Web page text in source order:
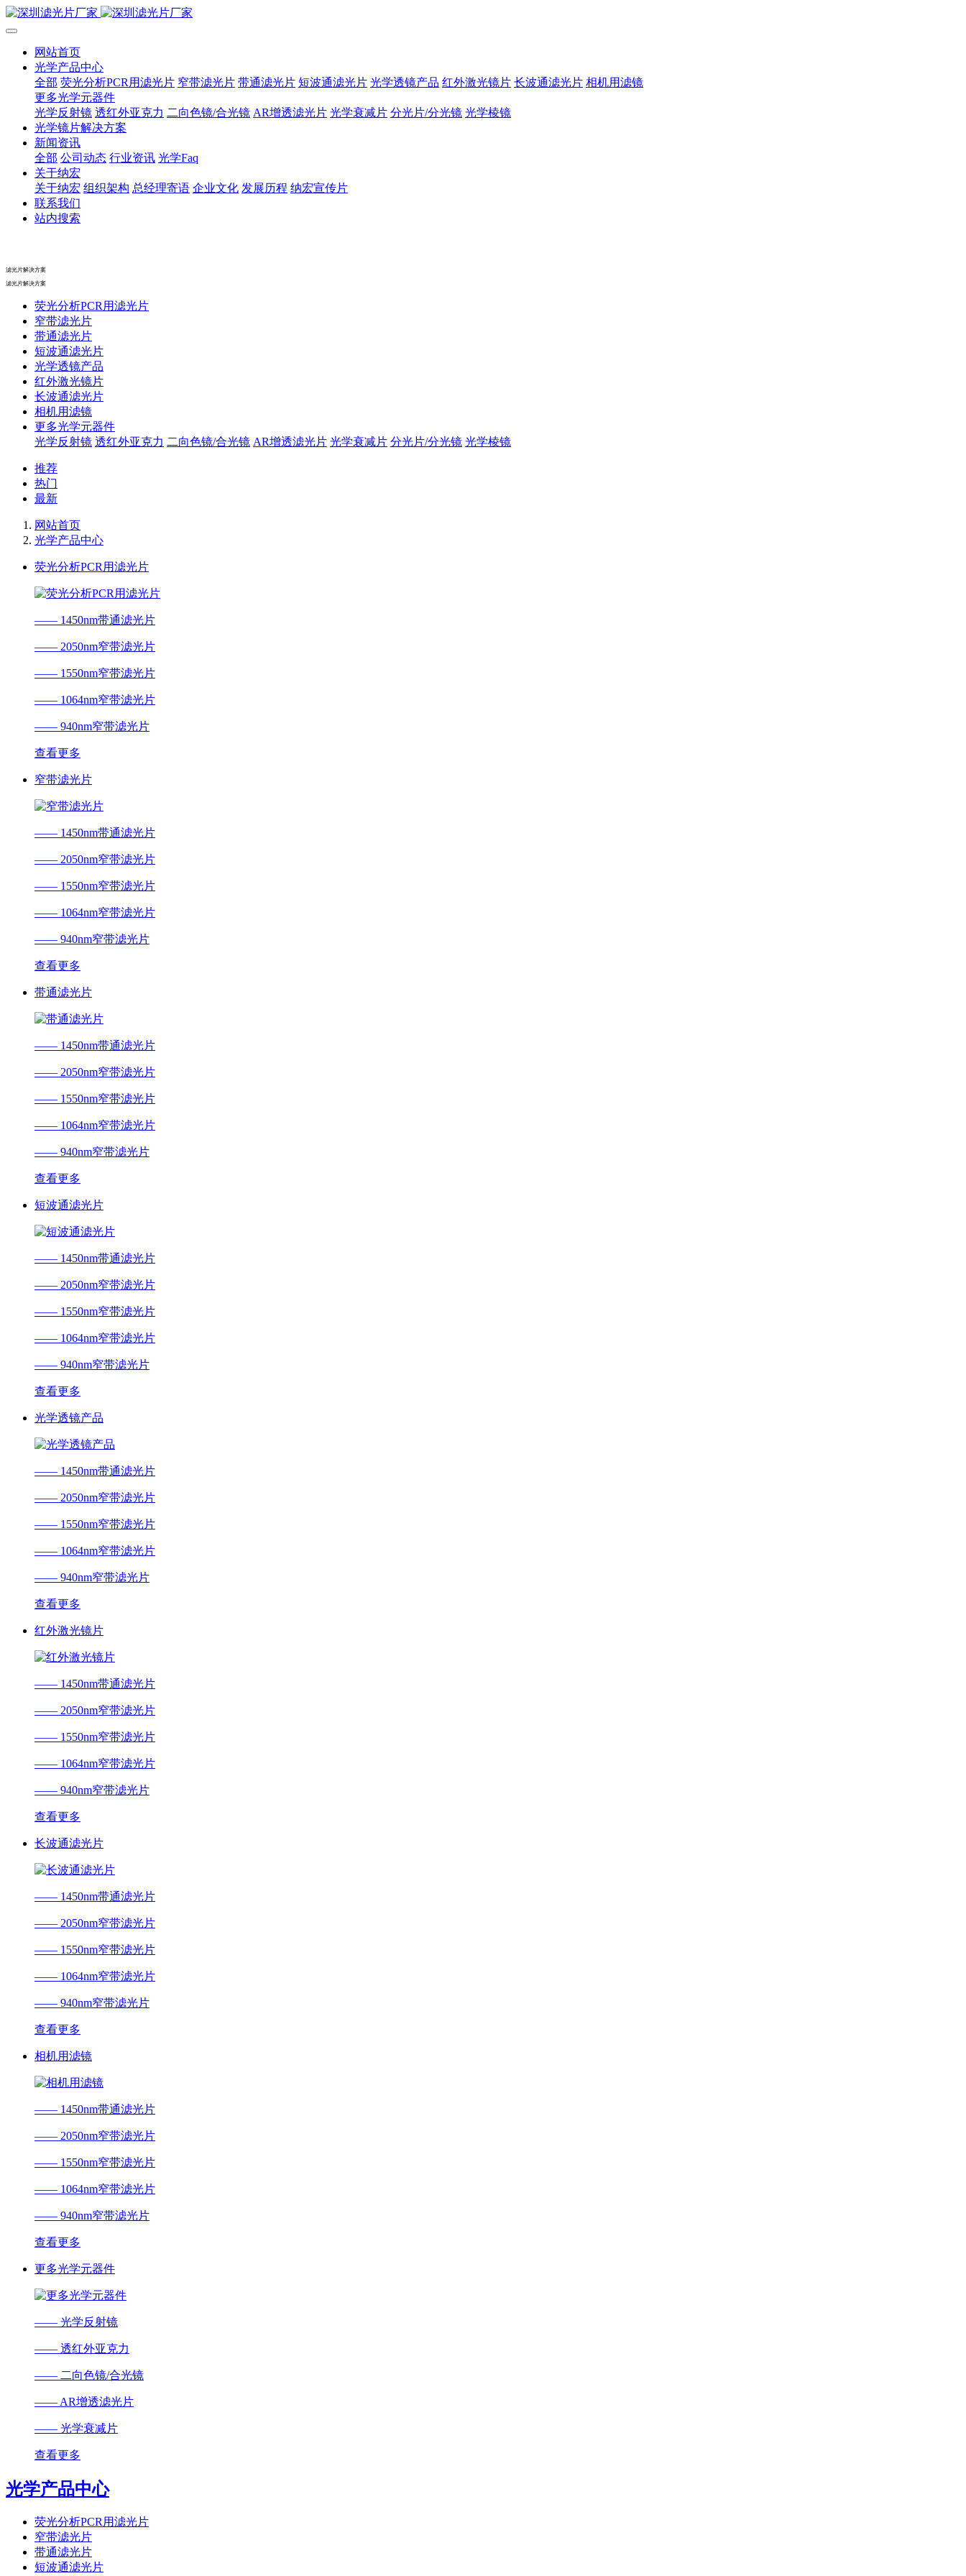
网站首页
光学产品中心
全部 荧光分析PCR用滤光片 窄带滤光片 带通滤光片 短波通滤光片 光学透镜产品 红外激光镜片 长波通滤光片 相机用滤镜
更多光学元器件
光学反射镜 透红外亚克力 二向色镜/合光镜 AR增透滤光片 光学衰减片 分光片/分光镜 光学棱镜
光学镜片解决方案
新闻资讯
全部 公司动态 行业资讯 光学Faq
关于纳宏
关于纳宏 组织架构 总经理寄语 企业文化 发展历程 纳宏宣传片
联系我们
站内搜索
滤光片解决方案
滤光片解决方案
荧光分析PCR用滤光片
窄带滤光片
带通滤光片
短波通滤光片
光学透镜产品
红外激光镜片
长波通滤光片
相机用滤镜
更多光学元器件
光学反射镜 透红外亚克力 二向色镜/合光镜 AR增透滤光片 光学衰减片 分光片/分光镜 光学棱镜
推荐
热门
最新
网站首页
光学产品中心
荧光分析PCR用滤光片
—— 1450nm带通滤光片
—— 2050nm窄带滤光片
—— 1550nm窄带滤光片
—— 1064nm窄带滤光片
—— 940nm窄带滤光片
查看更多
窄带滤光片
—— 1450nm带通滤光片
—— 2050nm窄带滤光片
—— 1550nm窄带滤光片
—— 1064nm窄带滤光片
—— 940nm窄带滤光片
查看更多
带通滤光片
—— 1450nm带通滤光片
—— 2050nm窄带滤光片
—— 1550nm窄带滤光片
—— 1064nm窄带滤光片
—— 940nm窄带滤光片
查看更多
短波通滤光片
—— 1450nm带通滤光片
—— 2050nm窄带滤光片
—— 1550nm窄带滤光片
—— 1064nm窄带滤光片
—— 940nm窄带滤光片
查看更多
光学透镜产品
—— 1450nm带通滤光片
—— 2050nm窄带滤光片
—— 1550nm窄带滤光片
—— 1064nm窄带滤光片
—— 940nm窄带滤光片
查看更多
红外激光镜片
—— 1450nm带通滤光片
—— 2050nm窄带滤光片
—— 1550nm窄带滤光片
—— 1064nm窄带滤光片
—— 940nm窄带滤光片
查看更多
长波通滤光片
—— 1450nm带通滤光片
—— 2050nm窄带滤光片
—— 1550nm窄带滤光片
—— 1064nm窄带滤光片
—— 940nm窄带滤光片
查看更多
相机用滤镜
—— 1450nm带通滤光片
—— 2050nm窄带滤光片
—— 1550nm窄带滤光片
—— 1064nm窄带滤光片
—— 940nm窄带滤光片
查看更多
更多光学元器件
—— 光学反射镜
—— 透红外亚克力
—— 二向色镜/合光镜
—— AR增透滤光片
—— 光学衰减片
查看更多
光学产品中心
荧光分析PCR用滤光片
窄带滤光片
带通滤光片
短波通滤光片